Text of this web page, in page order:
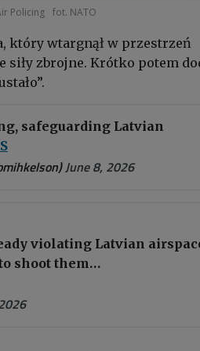
Policing fot. NATO
który wtargnął w przestrzeń
zbrojne. Krótko potem
safeguarding Latvian
June 8, 2026
violating Latvian
shoot them…